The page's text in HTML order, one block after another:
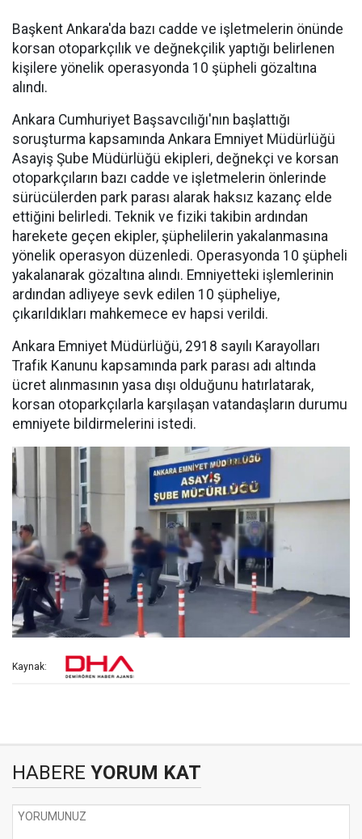
Başkent Ankara'da bazı cadde ve işletmelerin önünde
korsan otoparkçılık ve değnekçilik yaptığı belirlenen
kişilere yönelik operasyonda 10 şüpheli gözaltına
alındı.
Ankara Cumhuriyet Başsavcılığı'nın başlattığı
soruşturma kapsamında Ankara Emniyet Müdürlüğü
Asayiş Şube Müdürlüğü ekipleri, değnekçi ve korsan
otoparkçıların bazı cadde ve işletmelerin önlerinde
sürücülerden park parası alarak haksız kazanç elde
ettiğini belirledi. Teknik ve fiziki takibin ardından
harekete geçen ekipler, şüphelilerin yakalanmasına
yönelik operasyon düzenledi. Operasyonda 10 şüpheli
yakalanarak gözaltına alındı. Emniyetteki işlemlerinin
ardından adliyeye sevk edilen 10 şüpheliye,
çıkarıldıkları mahkemece ev hapsi verildi.
Ankara Emniyet Müdürlüğü, 2918 sayılı Karayolları
Trafik Kanunu kapsamında park parası adı altında
ücret alınmasının yasa dışı olduğunu hatırlatarak,
korsan otoparkçılarla karşılaşan vatandaşların durumu
emniyete bildirmelerini istedi.
Kaynak:
HABERE YORUM KAT